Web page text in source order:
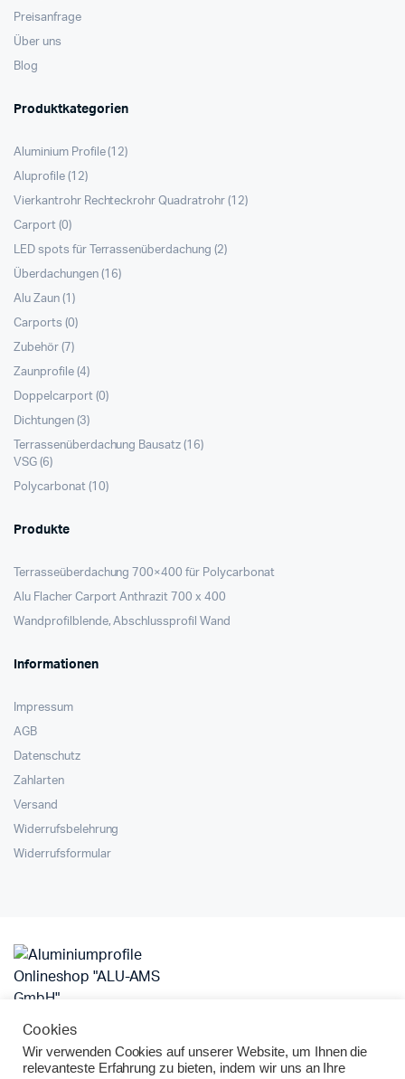
Preisanfrage
Über uns
Blog
Produktkategorien
Aluminium Profile (12)
Aluprofile (12)
Vierkantrohr Rechteckrohr Quadratrohr (12)
Carport (0)
LED spots für Terrassenüberdachung (2)
Überdachungen (16)
Alu Zaun (1)
Carports (0)
Zubehör (7)
Zaunprofile (4)
Doppelcarport (0)
Dichtungen (3)
Terrassenüberdachung Bausatz (16)
VSG (6)
Polycarbonat (10)
Produkte
Terrasseüberdachung 700×400 für Polycarbonat
Alu Flacher Carport Anthrazit 700 x 400
Wandprofilblende, Abschlussprofil Wand
Informationen
Impressum
AGB
Datenschutz
Zahlarten
Versand
Widerrufsbelehrung
Widerrufsformular
Alu Alu Konstruktionsprofile
Alu Montageprofil
Aluminium Großhandel
Aluminium Systemprofile Dichtungen
Cookies
Wir verwenden Cookies auf unserer Website, um Ihnen die
relevanteste Erfahrung zu bieten, indem wir uns an Ihre